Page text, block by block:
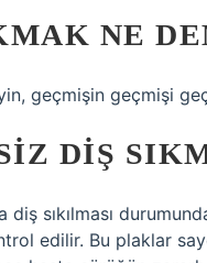
NE
geçmişin geçmişi
DIŞ
diş sıkılması
edilir. Bu plaklar